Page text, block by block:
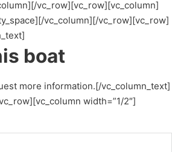
vc_row][vc_row][vc_column]
vc_column][/vc_row][vc_row]
boat
more information.[/vc_column_text]
width=”1/2″]